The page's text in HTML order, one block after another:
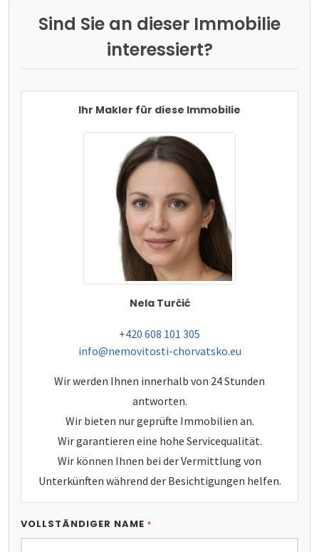
Sind Sie an dieser Immobilie
interessiert?
Ihr Makler für diese Immobilie
Nela Turčić
tel:
+420 608 101 305
e-mail:
info@nemovitosti-chorvatsko.eu
Wir werden Ihnen innerhalb von 24 Stunden
antworten.
Wir bieten nur geprüfte Immobilien an.
Wir garantieren eine hohe Servicequalität.
Wir können Ihnen bei der Vermittlung von
Unterkünften während der Besichtigungen helfen.
VOLLSTÄNDIGER NAME *